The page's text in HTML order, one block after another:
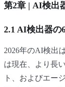
第2章 | AI検出
2.1 AI検出器の
2026年のAI検出
は現在、より長
ト、およびエー